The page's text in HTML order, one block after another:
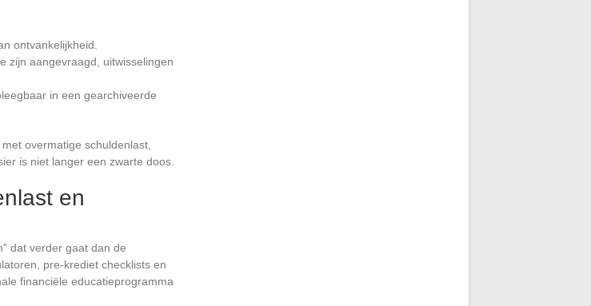
ontvankelijkheid.
zijn aangevraagd, uitwisselingen
in een gearchiveerde
overmatige schuldenlast,
is niet langer een zwarte doos.
en
dat verder gaat dan de
pre-krediet checklists en
financiële educatieprogramma